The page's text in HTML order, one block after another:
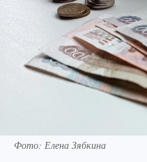
Фото: Елена Зябкина